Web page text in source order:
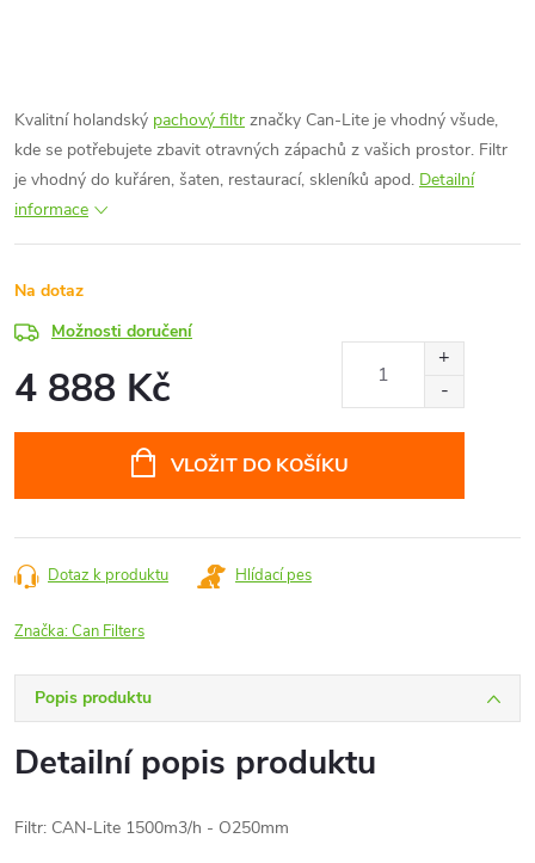
Kvalitní holandský pachový filtr značky Can-Lite je vhodný všude,
kde se potřebujete zbavit otravných zápachů z vašich prostor. Filtr
je vhodný do kuřáren, šaten, restaurací, skleníků apod. Detailní
informace
Na dotaz
Možnosti doručení
4 888 Kč
VLOŽIT DO KOŠÍKU
Dotaz k produktu Hlídací pes
Značka:Can Filters
Popis produktu
Detailní popis produktu
Filtr: CAN-Lite 1500m3/h - O250mm